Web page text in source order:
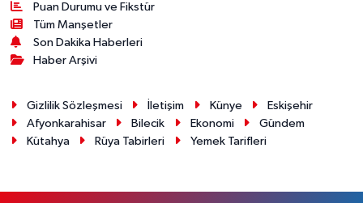
Puan Durumu ve Fikstür
Tüm Manşetler
Son Dakika Haberleri
Haber Arşivi
Gizlilik Sözleşmesi İletişim Künye
Eskişehir
Afyonkarahisar
Bilecik Ekonomi
Gündem
Kütahya
Rüya Tabirleri Yemek Tarifleri